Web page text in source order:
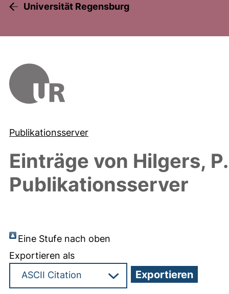
Universität Regensburg
Publikationsserver
Einträge von Hilgers, P.
Publikationsserver
Eine Stufe nach oben
Exportieren als